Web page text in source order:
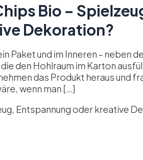
Bio –
Dekoration?
Paket und im Inneren – neben
den Hohlraum im Karton
das Produkt heraus und
wenn man […]
Entspannung oder kreative